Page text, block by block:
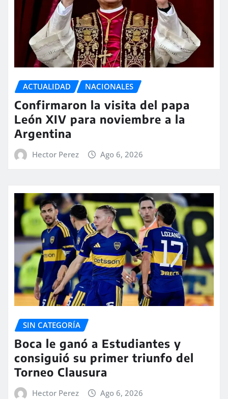
ACTUALIDAD NACIONALES
Confirmaron la visita del papa
León XIV para noviembre a la
Argentina
Hector Perez Ago 6, 2026
SIN CATEGORÍA
Boca le ganó a Estudiantes y
consiguió su primer triunfo del
Torneo Clausura
Hector Perez Ago 6, 2026